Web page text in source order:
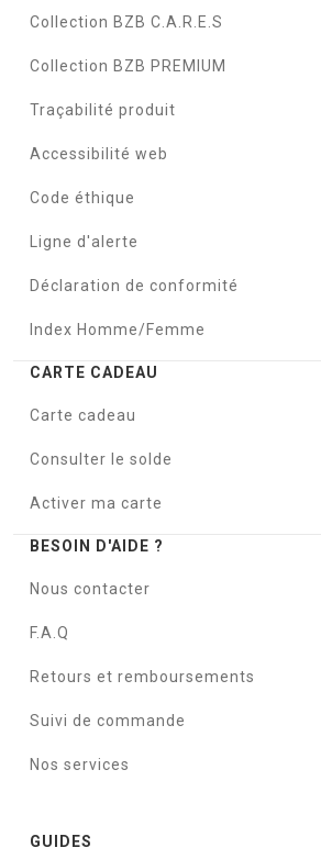
Collection BZB C.A.R.E.S
Collection BZB PREMIUM
Traçabilité produit
Accessibilité web
Code éthique
Ligne d'alerte
Déclaration de conformité
Index Homme/Femme
CARTE CADEAU
Carte cadeau
Consulter le solde
Activer ma carte
BESOIN D'AIDE ?
Nous contacter
F.A.Q
Retours et remboursements
Suivi de commande
Nos services
GUIDES